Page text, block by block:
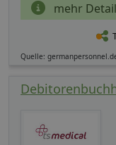
mehr
Quelle: